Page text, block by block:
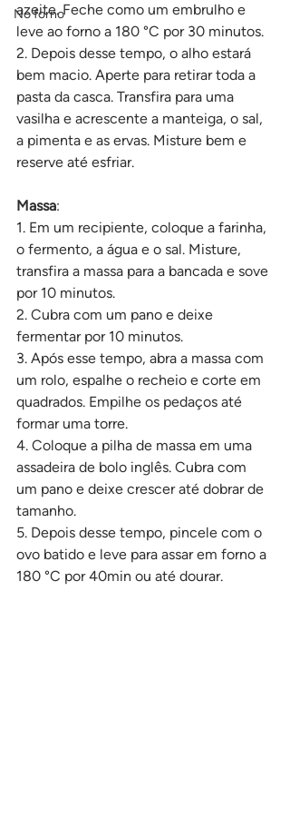
No forno
azeite. Feche como um embrulho e
leve ao forno a 180 °C por 30 minutos.
2. Depois desse tempo, o alho estará
bem macio. Aperte para retirar toda a
pasta da casca. Transfira para uma
vasilha e acrescente a manteiga, o sal,
a pimenta e as ervas. Misture bem e
reserve até esfriar.
Massa:
1. Em um recipiente, coloque a farinha,
o fermento, a água e o sal. Misture,
transfira a massa para a bancada e sove
por 10 minutos.
2. Cubra com um pano e deixe
fermentar por 10 minutos.
3. Após esse tempo, abra a massa com
um rolo, espalhe o recheio e corte em
quadrados. Empilhe os pedaços até
formar uma torre.
4. Coloque a pilha de massa em uma
assadeira de bolo inglês. Cubra com
um pano e deixe crescer até dobrar de
tamanho.
5. Depois desse tempo, pincele com o
ovo batido e leve para assar em forno a
180 °C por 40min ou até dourar.